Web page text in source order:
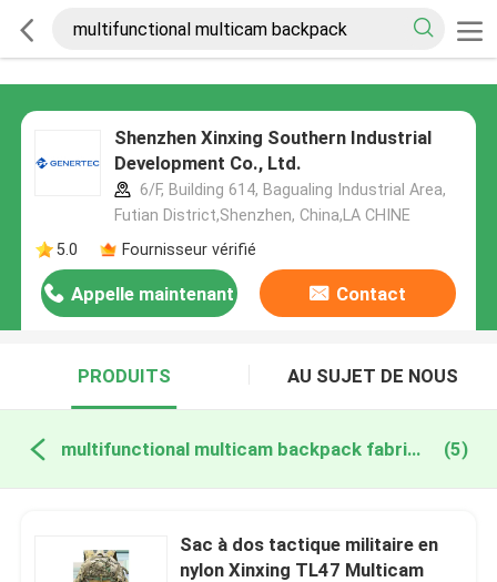
Shenzhen Xinxing Southern Industrial
Development Co., Ltd.
6/F, Building 614, Bagualing Industrial Area,
Futian District,Shenzhen, China,LA CHINE
5.0
Fournisseur vérifié
Appelle maintenant Contact
PRODUITS AU SUJET DE NOUS
multifunctional multicam backpack fabrication en ligne (5)
Sac à dos tactique militaire en
nylon Xinxing TL47 Multicam